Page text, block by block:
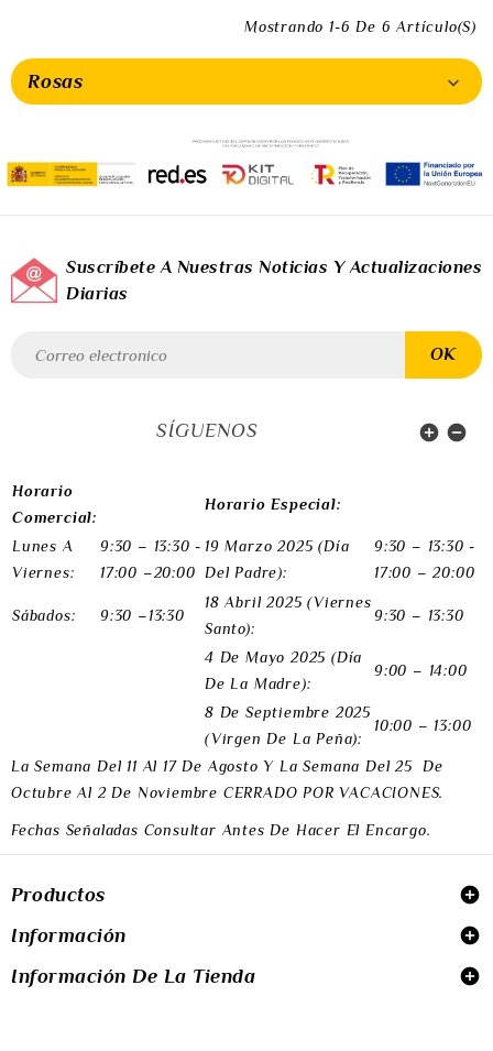
Mostrando 1-6 De 6 Artículo(s)
Rosas 
Suscríbete A Nuestras Noticias Y Actualizaciones
Diarias
SÍGUENOS  
Horario
Comercial:
Horario Especial:
Lunes A
Viernes:
9:30 – 13:30 -
17:00 –20:00
19 Marzo 2025 (Día
Del Padre):
9:30 – 13:30 -
17:00 – 20:00
Sábados: 9:30 –13:30
18 Abril 2025 (Viernes
Santo):
9:30 – 13:30
4 De Mayo 2025 (Día
De La Madre):
9:00 – 14:00
8 De Septiembre 2025
(Virgen De La Peña):
10:00 – 13:00
La Semana Del 11 Al 17 De Agosto Y La Semana Del 25 De
Octubre Al 2 De Noviembre CERRADO POR VACACIONES.
Fechas Señaladas Consultar Antes De Hacer El Encargo.
Productos

Información

Información De La Tienda
